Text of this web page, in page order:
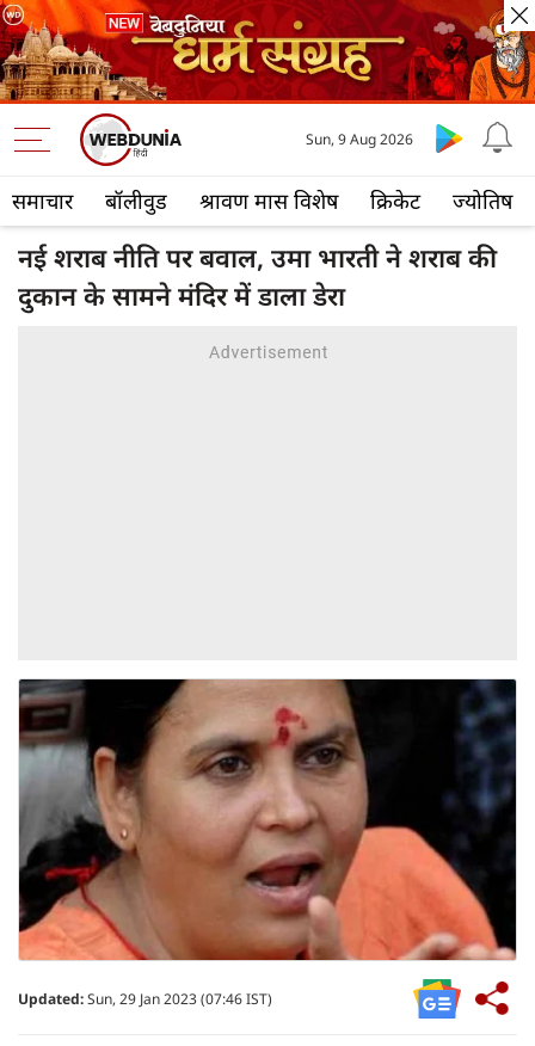
समाचार बॉलीवुड श्रावण मास विशेष क्रिकेट ज्योतिष
Sun, 9 Aug 2026
नई शराब नीति पर बवाल, उमा भारती ने शराब की
दुकान के सामने मंदिर में डाला डेरा
Updated:Sun, 29 Jan 2023 (07:46 IST)